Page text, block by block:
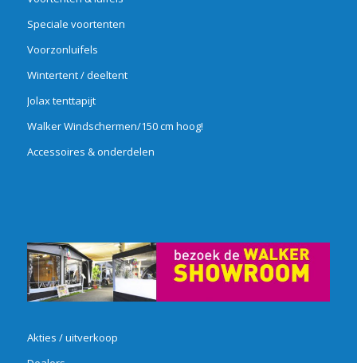
Speciale voortenten
Voorzonluifels
Wintertent / deeltent
Jolax tenttapijt
Walker Windschermen/150 cm hoog!
Accessoires & onderdelen
Akties / uitverkoop